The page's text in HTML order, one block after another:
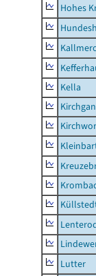
Hohes
Kella
Lutter